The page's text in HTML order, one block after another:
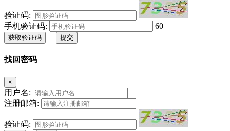
验证码:
手机验证码:
60
获取验证码 提交
找回密码
×
用户名:
注册邮箱:
验证码: